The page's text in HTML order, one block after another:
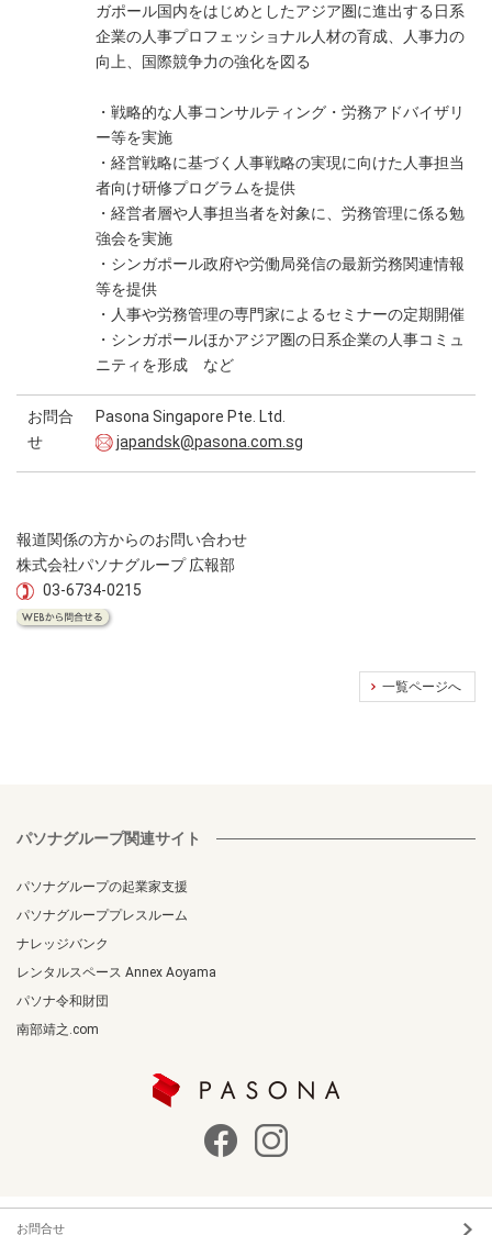
ガポール国内をはじめとしたアジア圏に進出する日系
企業の人事プロフェッショナル人材の育成、人事力の
向上、国際競争力の強化を図る
・戦略的な人事コンサルティング・労務アドバイザリ
ー等を実施
・経営戦略に基づく人事戦略の実現に向けた人事担当
者向け研修プログラムを提供
・経営者層や人事担当者を対象に、労務管理に係る勉
強会を実施
・シンガポール政府や労働局発信の最新労務関連情報
等を提供
・人事や労務管理の専門家によるセミナーの定期開催
・シンガポールほかアジア圏の日系企業の人事コミュ
ニティを形成 など
お問合
せ
Pasona Singapore Pte. Ltd.
japandsk@pasona.com.sg
報道関係の方からのお問い合わせ
株式会社パソナグループ 広報部
03-6734-0215
一覧ページへ
パソナグループ関連サイト
パソナグループの起業家支援
パソナグループプレスルーム
ナレッジバンク
レンタルスペース Annex Aoyama
パソナ令和財団
南部靖之.com
お問合せ